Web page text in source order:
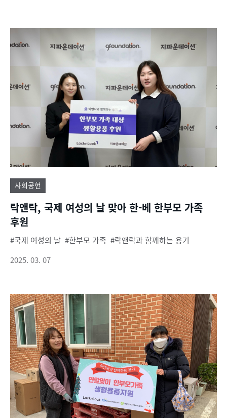
사회공헌
락앤락, 국제 여성의 날 맞아 한-베 한부모 가족
후원
국제 여성의 날 한부모 가족
락앤락과 함께하는 용기
2025. 03. 07